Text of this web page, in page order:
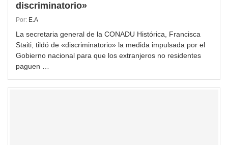
discriminatorio»
Por: E.A
La secretaria general de la CONADU Histórica, Francisca
Staiti, tildó de «discriminatorio» la medida impulsada por el
Gobierno nacional para que los extranjeros no residentes
paguen …